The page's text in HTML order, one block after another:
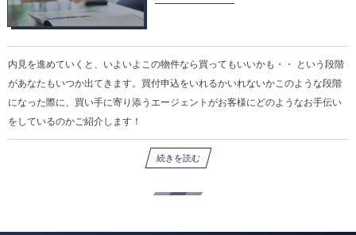
内見を進めていくと、いよいよこの物件なら買ってもいいかも・・ という段階
があなたもいつか出てきます。買付申込をいれるかいれないかこのような段階
になった際に、買い手に寄り添うエージェントがお客様にどのようなお手伝い
をしているのかご紹介します！
続きを読む